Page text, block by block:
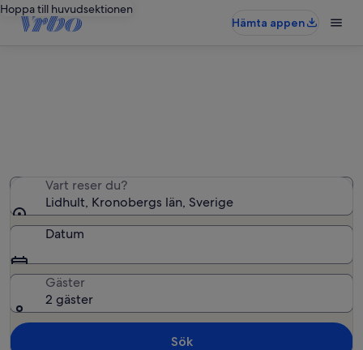
Hoppa till huvudsektionen
Hämta appen
Vart reser du?
Lidhult, Kronobergs län, Sverige
Datum
Gäster
2 gäster
Sök